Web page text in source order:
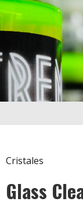
Cristales
Glass